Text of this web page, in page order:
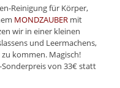
Reinigung für Körper,
MONDZAUBERmit
wir in einer kleinen
und Leermachens,
kommen. Magisch!
von 33€ statt